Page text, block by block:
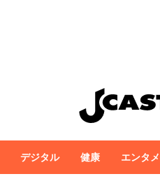
デジタル 健康 エンタメ